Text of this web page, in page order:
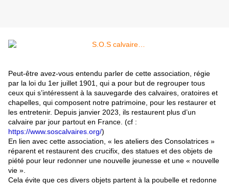
Peut-être avez-vous entendu parler de cette association, régie
par la loi du 1er juillet 1901, qui a pour but de regrouper tous
ceux qui s’intéressent à la sauvegarde des calvaires, oratoires et
chapelles, qui composent notre patrimoine, pour les restaurer et
les entretenir. Depuis janvier 2023, ils restaurent plus d’un
calvaire par jour partout en France. (cf :
https://www.soscalvaires.org/)
En lien avec cette association, « les ateliers des Consolatrices »
réparent et restaurent des crucifix, des statues et des objets de
piété pour leur redonner une nouvelle jeunesse et une « nouvelle
vie ».
Cela évite que ces divers objets partent à la poubelle et redonne